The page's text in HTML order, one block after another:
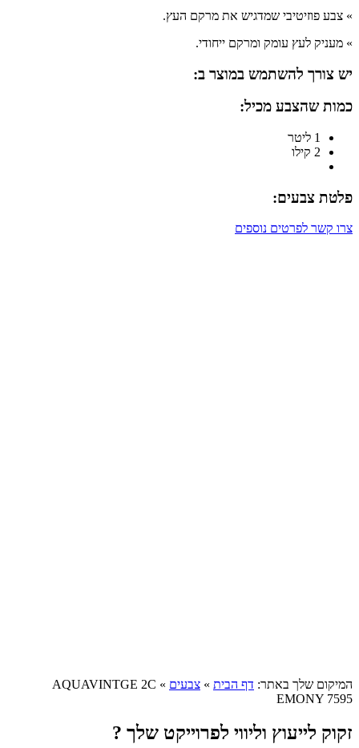
» צבע פוזיטיבי שמדגיש את מרקם העץ.
» מעניק לעץ עומק ומרקם ייחודי.
יש צורך להשתמש במוצר ב:
כמות שהצבע מכיל:
1 ליטר
2 קילו
פלטת צבעים:
צרו קשר לפרטים נוספים
המיקום שלך באתר: דף הבית » צבעים »
AQUAVINTGE 2C
EMONY 7595
זקוק לייעוץ וליווי לפרוייקט שלך ?